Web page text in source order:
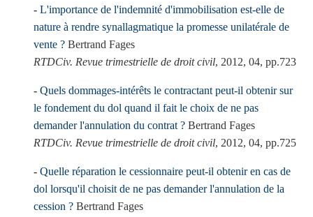
L'importance de l'indemnité d'immobilisation est-elle de
nature à rendre synallagmatique la promesse unilatérale de
vente ? Bertrand Fages
RTDCiv. Revue trimestrielle de droit civil, 2012, 04, pp.723
Quels dommages-intérêts le contractant peut-il obtenir sur
le fondement du dol quand il fait le choix de ne pas
demander l'annulation du contrat ? Bertrand Fages
RTDCiv. Revue trimestrielle de droit civil, 2012, 04, pp.725
Quelle réparation le cessionnaire peut-il obtenir en cas de
dol lorsqu'il choisit de ne pas demander l'annulation de la
cession ? Bertrand Fages